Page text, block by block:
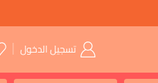
تسجيل الدخول